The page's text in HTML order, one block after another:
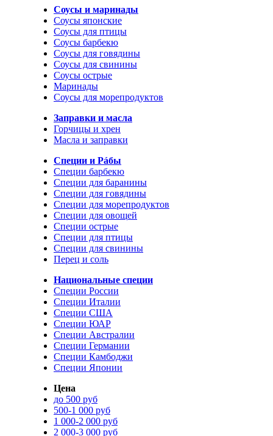
Соусы и маринады
Соусы японские
Соусы для птицы
Соусы барбекю
Соусы для говядины
Соусы для свинины
Соусы острые
Маринады
Соусы для морепродуктов
Заправки и масла
Горчицы и хрен
Масла и заправки
Специи и Рáбы
Специи барбекю
Специи для баранины
Специи для говядины
Специи для морепродуктов
Специи для овощей
Специи острые
Специи для птицы
Специи для свинины
Перец и соль
Национальные специи
Специи России
Специи Италии
Специи США
Специи ЮАР
Специи Австралии
Специи Германии
Специи Камбоджи
Специи Японии
Цена
до 500 руб
500-1 000 руб
1 000-2 000 руб
2 000-3 000 руб